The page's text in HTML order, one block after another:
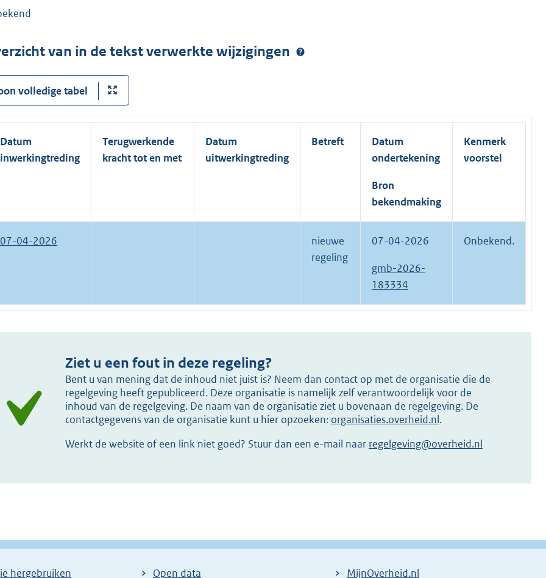
van in de tekst verwerkte wijzigingen
volledige tabel
Datum
inwerkingtreding
Terugwerkende
kracht tot en met
Datum
uitwerkingtreding
Betreft
Datum
ondertekening
Bron
bekendmaking
Kenmerk
voorstel
07-04-2026
nieuwe
regeling
07-04-2026
gmb-2026-
183334
Onbekend.
Ziet u een fout in deze regeling?
Bent u van mening dat de inhoud niet juist is? Neem dan contact op met de organisatie die de
regelgeving heeft gepubliceerd. Deze organisatie is namelijk zelf verantwoordelijk voor de
inhoud van de regelgeving. De naam van de organisatie ziet u bovenaan de regelgeving. De
contactgegevens van de organisatie kunt u hier opzoeken: organisaties.overheid.nl.
Werkt de website of een link niet goed? Stuur dan een e-mail naar regelgeving@overheid.nl
hergebruiken Open data MijnOverheid.nl